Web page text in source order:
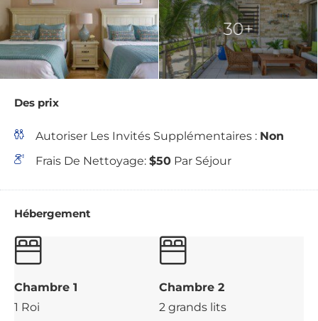
30+
Des prix
Autoriser Les Invités Supplémentaires : Non
Frais De Nettoyage: $50 Par Séjour
Hébergement
Chambre 1
1 Roi
Chambre 2
2 grands lits